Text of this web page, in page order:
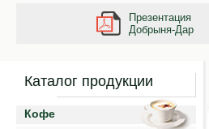
Презентация
Добрыня-Дар
Каталог продукции
Кофе